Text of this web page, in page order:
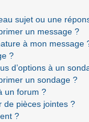
sujet ou une
un message ?
à mon message
?
d’options à un
un sondage ?
un forum ?
de pièces jointes ?
?